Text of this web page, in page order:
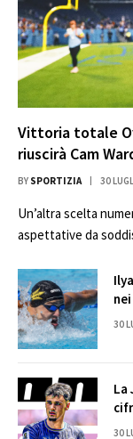
Vittoria totale
riuscirà Cam
BY SPORTIZIA 30
Un’altra scelta
aspettative da
30
La
30